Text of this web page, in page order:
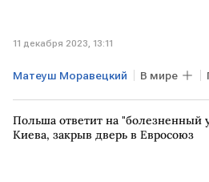
11 декабря 2023, 13:11
Матеуш Моравецкий В мире
ЕС
Польша ответит на "болезненный
Киева, закрыв дверь в Евросоюз